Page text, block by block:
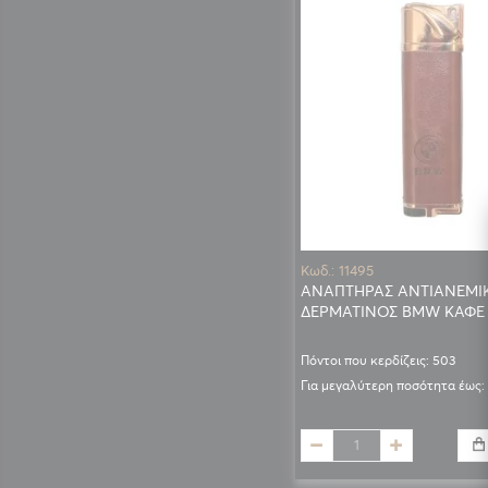
Κωδ.: 11495
ΑΝΑΠΤΗΡΑΣ
ΔΕΡΜΑΤΙΝΟΣ BMW ΚΑΦΕ
Πόντοι που κερδίζεις: 503
Για μεγαλύτερη ποσότητα έως: